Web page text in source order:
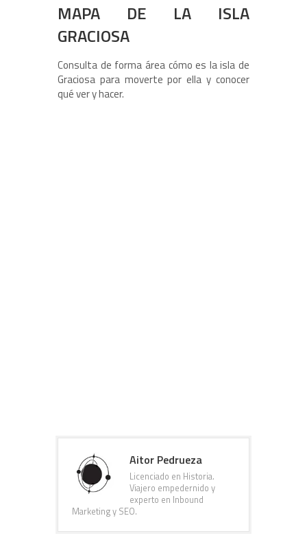
MAPA DE LA ISLA
GRACIOSA
Consulta de forma área cómo es la isla de
Graciosa para moverte por ella y conocer
qué ver y hacer.
Aitor Pedrueza
Licenciado en Historia.
Viajero empedernido y
experto en Inbound
Marketing y SEO.